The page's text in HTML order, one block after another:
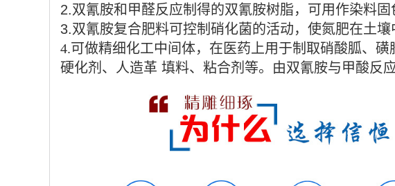
2.双氰胺和甲醛反应制得的双氰胺树脂，可用作染料固
3.双氰胺复合肥料可控制硝化菌的活动，使氮肥在土
4.可做精细化工中间体， 在医药上用于制取硝酸胍、
硬化剂、人造革 填料、粘合剂等。由双氰胺与甲酸反